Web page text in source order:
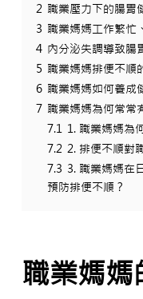
2 職業壓力下的腸胃
3 職業媽媽工作繁忙
4 內分泌失調導致腸
5 職業媽媽排便不順
6 職業媽媽如何養成
7 職業媽媽為何常常
7.1 1. 職業媽媽為
7.2 2. 排便不順對
7.3 3. 職業媽媽在
預防排便不順？
職業媽